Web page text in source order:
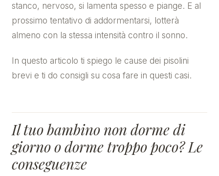
stanco, nervoso, si lamenta spesso e piange. E al
prossimo tentativo di addormentarsi, lotterà
almeno con la stessa intensità contro il sonno.
In questo articolo ti spiego le cause dei pisolini
brevi e ti do consigli su cosa fare in questi casi.
Il tuo bambino non dorme di
giorno o dorme troppo poco? Le
conseguenze